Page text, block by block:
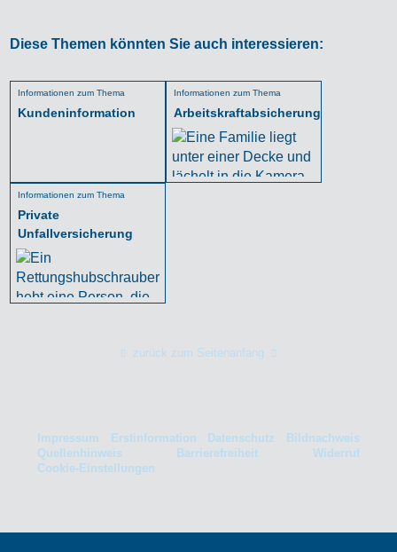
Diese Themen könnten Sie auch interessieren:
Informationen zum Thema
Kundeninformation
Informationen zum Thema
Arbeitskraftabsicherung
Informationen zum Thema
Private
Unfallversicherung
zurück zum Seitenanfang
Impressum Erstinformation Datenschutz
Bildnachweis
Quellenhinweis
Barrierefreiheit
Widerruf
Cookie-Einstellungen